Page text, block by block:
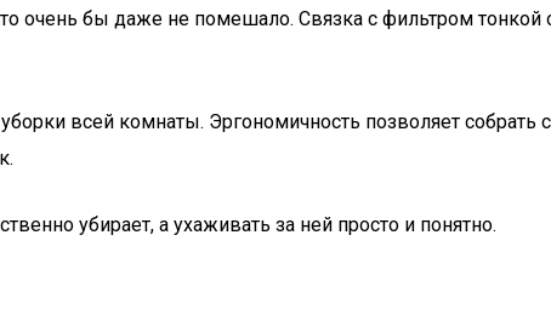
очень бы даже не помешало. Связка с фильтром тонкой
всей комнаты. Эргономичность позволяет
убирает, а ухаживать за ней просто и понятно.